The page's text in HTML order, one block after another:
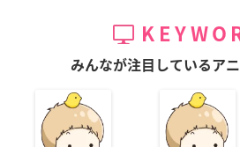
みんなが注目しているア